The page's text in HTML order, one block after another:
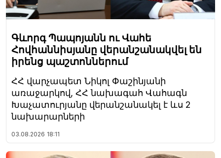
Գևորգ Պապոյանն ու Վահե
Հովհաննիսյանը վերանշանակվել են
իրենց պաշտոններում
ՀՀ վարչապետ Նիկոլ Փաշինյանի
առաջարկով, ՀՀ նախագահ Վահագն
Խաչատուրյանը վերանշանակել է ևս 2
նախարարների
03.08.2026 18:11